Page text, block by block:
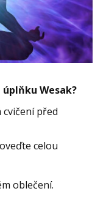
Wesak?
cvičení před
celou
oblečení.